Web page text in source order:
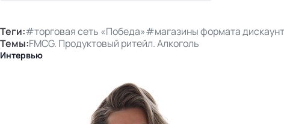
Теги:#торговая сеть «Победа»#магазины формата
Темы:FMCG. Продуктовый ритейл. Алкоголь
Интервью